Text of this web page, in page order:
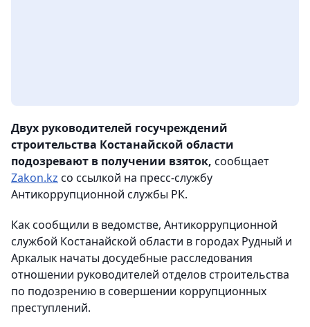
Двух руководителей госучреждений
строительства Костанайской области
подозревают в получении взяток, сообщает
Zakon.kz со ссылкой на пресс-службу
Антикоррупционной службы РК.
Как сообщили в ведомстве, Антикоррупционной
службой Костанайской области в городах Рудный и
Аркалык начаты досудебные расследования
отношении руководителей отделов строительства
по подозрению в совершении коррупционных
преступлений.